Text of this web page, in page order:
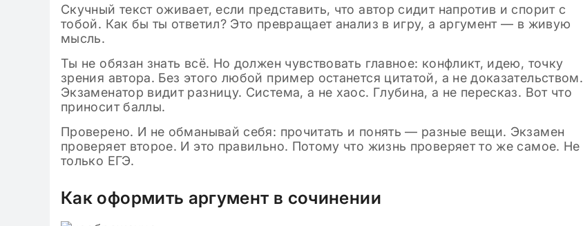
Скучный текст оживает, если представить, что автор сидит напротив и спорит с
тобой. Как бы ты ответил? Это превращает анализ в игру, а аргумент — в живую
мысль.
Ты не обязан знать всё. Но должен чувствовать главное: конфликт, идею, точку
зрения автора. Без этого любой пример останется цитатой, а не доказательством.
Экзаменатор видит разницу. Система, а не хаос. Глубина, а не пересказ. Вот что
приносит баллы.
Проверено. И не обманывай себя: прочитать и понять — разные вещи. Экзамен
проверяет второе. И это правильно. Потому что жизнь проверяет то же самое. Не
только ЕГЭ.
Как оформить аргумент в сочинении